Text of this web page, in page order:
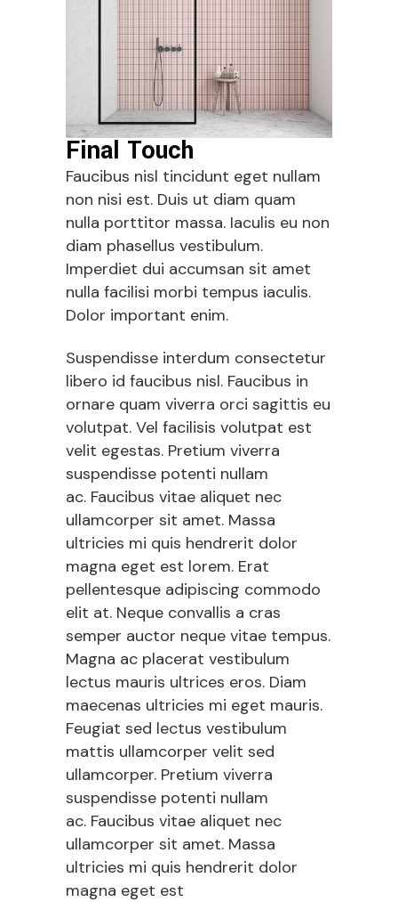
Final Touch
Faucibus nisl tincidunt eget nullam
non nisi est. Duis ut diam quam
nulla porttitor massa. Iaculis eu non
diam phasellus vestibulum.
Imperdiet dui accumsan sit amet
nulla facilisi morbi tempus iaculis.
Dolor important enim.
Suspendisse interdum consectetur
libero id faucibus nisl. Faucibus in
ornare quam viverra orci sagittis eu
volutpat. Vel facilisis volutpat est
velit egestas. Pretium viverra
suspendisse potenti nullam
ac. Faucibus vitae aliquet nec
ullamcorper sit amet. Massa
ultricies mi quis hendrerit dolor
magna eget est lorem. Erat
pellentesque adipiscing commodo
elit at. Neque convallis a cras
semper auctor neque vitae tempus.
Magna ac placerat vestibulum
lectus mauris ultrices eros. Diam
maecenas ultricies mi eget mauris.
Feugiat sed lectus vestibulum
mattis ullamcorper velit sed
ullamcorper. Pretium viverra
suspendisse potenti nullam
ac. Faucibus vitae aliquet nec
ullamcorper sit amet. Massa
ultricies mi quis hendrerit dolor
magna eget est